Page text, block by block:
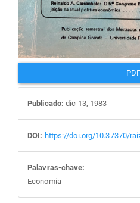
PDF
Publicado: dic 13, 1983
DOI: https://doi.org/10.37370/
Palavras-chave:
Economia